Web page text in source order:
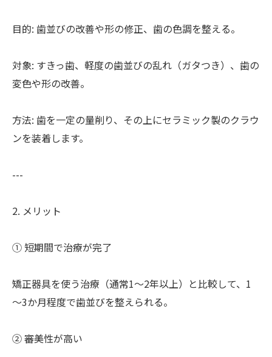
目的: 歯並びの改善や形の修正、歯の色調を整える。
対象: すきっ歯、軽度の歯並びの乱れ（ガタつき）、歯の
変色や形の改善。
方法: 歯を一定の量削り、その上にセラミック製のクラウ
ンを装着します。
---
2. メリット
① 短期間で治療が完了
矯正器具を使う治療（通常1～2年以上）と比較して、1
～3か月程度で歯並びを整えられる。
② 審美性が高い